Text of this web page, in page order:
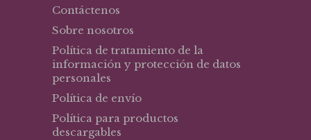
Contáctenos
Sobre nosotros
Política de tratamiento de la
información y protección de datos
personales
Política de envío
Política para productos
descargables